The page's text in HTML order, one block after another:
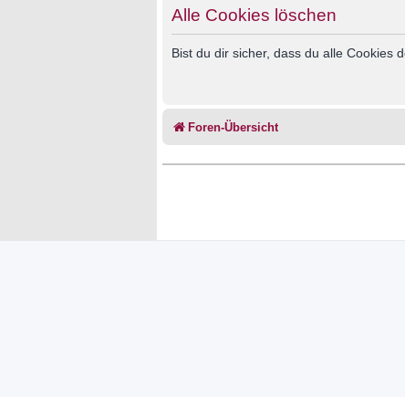
Alle Cookies löschen
Bist du dir sicher, dass du alle Cookies
Foren-Übersicht